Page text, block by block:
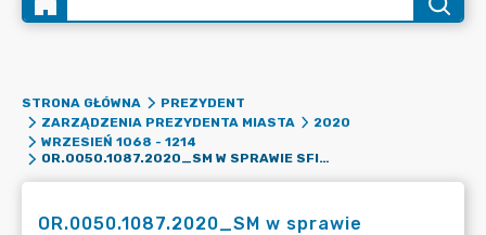
STRONA GŁÓWNA
PREZYDENT
ZARZĄDZENIA PREZYDENTA MIASTA
2020
WRZESIEŃ 1068 - 1214
OR.0050.1087.2020_SM W SPRAWIE SFINANSOWANIA OPŁATY SĄDOWEJ OD POZWU W SPRAWIE POWÓDZTWA GMINY MIEJSKIEJ ŻORY.
OR.0050.1087.2020_SM w sprawie